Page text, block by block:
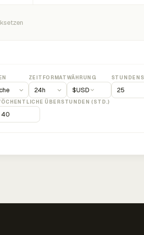
ZEITFORMATWÄHRUNG
$USD
ÜBERSTUNDEN (STD.)